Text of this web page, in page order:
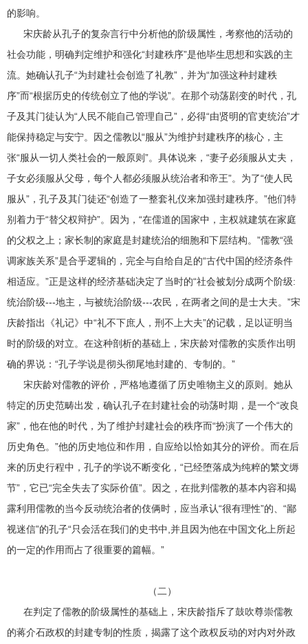
的影响。
宋庆龄从孔子的复杂言行中分析他的阶级属性，考察他的活动的
社会功能，明确判定维护和强化“封建秩序”是他毕生思想和实践的主
流。她确认孔子“为封建社会创造了礼教”，并为“加强这种封建秩
序”而“根据历史的传统创立了他的学说”。在那个动荡剧变的时代，孔
子及其门徒认为“人民不能自己管理自己”，必得“由贤明的官吏统治”才
能保持稳定与安宁。因之儒教以“服从”为维护封建秩序的核心，主
张“服从一切人类社会的一般原则”。具体说来，“妻子必须服从丈夫，
子女必须服从父母，每个人都必须服从统治者和帝王”。为了“使人民
服从”，孔子及其门徒还“创造了一整套礼仪来加强封建秩序。”他们特
别着力于“替父权辩护”。因为，“在儒道的国家中，主权就建筑在家庭
的父权之上；家长制的家庭是封建统治的细胞和下层结构。”儒教“强
调家族关系”是合乎逻辑的，完全与自给自足的“古代中国的经济条件
相适应。”正是这样的经济基础决定了当时的“社会被划分成两个阶级:
统治阶级---地主，与被统治阶级---农民，在两者之间的是士大夫。”宋
庆龄指出《礼记》中“礼不下庶人，刑不上大夫”的记载，足以证明当
时的阶级的对立。在这种剖析的基础上，宋庆龄对儒教的实质作出明
确的界说：“孔子学说是彻头彻尾地封建的、专制的。”
宋庆龄对儒教的评价，严格地遵循了历史唯物主义的原则。她从
特定的历史范畴出发，确认孔子在封建社会的动荡时期，是一个“改良
家”，他在他的时代，为了维护封建社会的秩序而“扮演了一个伟大的
历史角色。”他的历史地位和作用，自应给以恰如其分的评价。而在后
来的历史行程中，孔子的学说不断变化，“已经堕落成为纯粹的繁文缛
节”，它已“完全失去了实际价值”。因之，在批判儒教的基本内容和揭
露利用儒教的当今反动统治者的伎俩时，应当承认“很有理性”的、“鄙
视迷信”的孔子“只会活在我们的史书中,并且因为他在中国文化上所起
的一定的作用而占了很重要的篇幅。”
（二）
在判定了儒教的阶级属性的基础上，宋庆龄指斥了鼓吹尊崇儒教
的蒋介石政权的封建专制的性质，揭露了这个政权反动的对内对外政